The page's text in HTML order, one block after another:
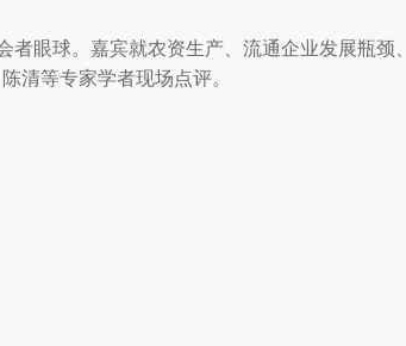
眼球。嘉宾就农资生产、流通企业发展瓶颈、
清等专家学者现场点评。